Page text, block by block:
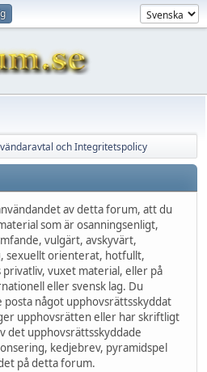
och Integritetspolicy
av detta forum, att du
som är osanningsenligt,
vulgärt, avskyvärt,
sexuellt orienterat, hotfullt,
vuxet material, eller på
eller svensk lag. Du
något upphovsrättsskyddat
upphovsrätten eller har skriftligt
det upphovsrättsskyddade
kedjebrev, pyramidspel
på detta forum.